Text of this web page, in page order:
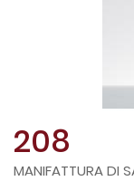
208
MANIFATTURA DI